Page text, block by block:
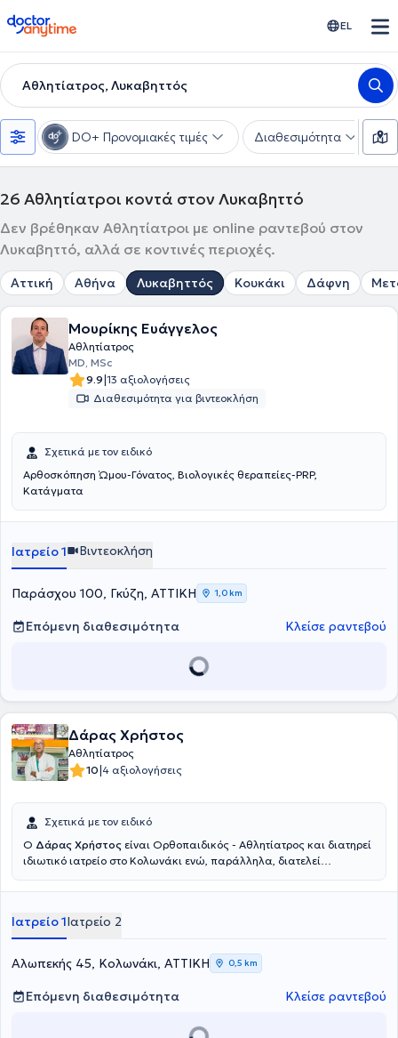
doctoranytime EL
Αθλητίατρος, Λυκαβηττός
DO+ Προνομιακές τιμές Διαθεσιμότητα
26 Αθλητίατροι κοντά στον Λυκαβηττό
Δεν βρέθηκαν Αθλητίατροι με online ραντεβού στον
Λυκαβηττό, αλλά σε κοντινές περιοχές.
Αττική Αθήνα Λυκαβηττός Κουκάκι Δάφνη
Μουρίκης Ευάγγελος
Αθλητίατρος
MD, MSc
9.9|13 αξιολογήσεις
Διαθεσιμότητα για βιντεοκλήση
Σχετικά με τον ειδικό
Αρθοσκόπηση Ώμου-Γόνατος, Βιολογικές θεραπείες-PRP,
Κατάγματα
Ιατρείο 1 Βιντεοκλήση
Παράσχου 100, Γκύζη, ΑΤΤΙΚΗ 1,0 km
Επόμενη διαθεσιμότητα Κλείσε ραντεβού
Δάρας Χρήστος
Αθλητίατρος
10|4 αξιολογήσεις
Σχετικά με τον ειδικό
Ο Δάρας Χρήστος είναι Ορθοπαιδικός - Αθλητίατρος και διατηρεί
ιδιωτικό ιατρείο στο Κολωνάκι ενώ, παράλληλα, διατελεί
Φαλήρου. Είναι απόφοιτος της Ιατρικής σχολής του Πανεπιστημίου
Ρώμης. Επίσης, ειδικεύτηκε στην Ορθοπαιδική και την Αθλητιατρική
στο Γενικό κρατικό Νίκαιας και στο ΓΝΑ "ΚΑΤ". Διαθέτει πολυετή
εμπειρία και έχει διατελέσει ιατρός σε ομάδες ποδοσφαίρου και
καλαθοσφαίρισης της Α' εθνικής κατηγορίας καθώς και της
Εθνικής ομάδας κολύμβησης και υδατοσφαίρισης. Συγκεκριμένα
έχει διατελέσει Αθλητίατρος στην ΠΑΕ Ολυμπιακού, Πανιωνίου και
Ιατρείο 1Ιατρείο 2
Αλωπεκής 45, Κολωνάκι, ΑΤΤΙΚΗ 0,5 km
Επόμενη διαθεσιμότητα Κλείσε ραντεβού